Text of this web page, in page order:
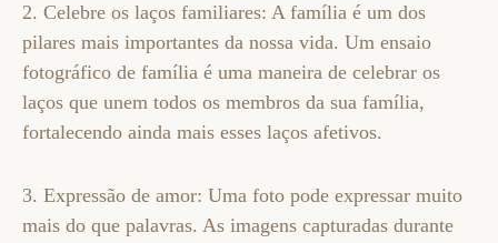
2. Celebre os laços familiares: A família é um dos
pilares mais importantes da nossa vida. Um ensaio
fotográfico de família é uma maneira de celebrar os
laços que unem todos os membros da sua família,
fortalecendo ainda mais esses laços afetivos.
3. Expressão de amor: Uma foto pode expressar muito
mais do que palavras. As imagens capturadas durante